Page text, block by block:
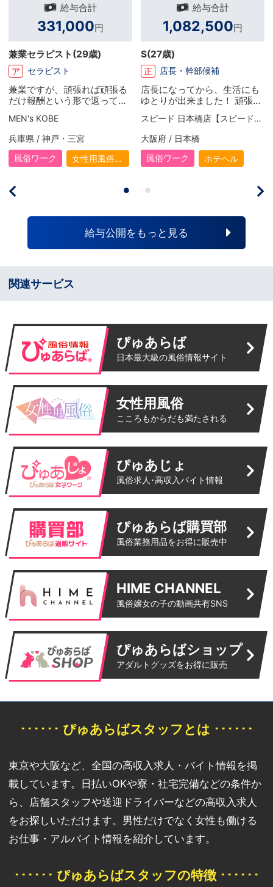
給与合計
331,000円
兼業セラピスト (29歳)
ア セラピスト
兼業ですが、頑張れば頑張る
だけ報酬という形で返ってく
まだ初めて数か月ですが、先
輩やスタッフさんからのサポ
ート・フォローもあり成長で
きている実感があります。も
っと高みを目指していこうと
MEN's KOBE
兵庫県 / 神戸・三宮
風俗ワーク
女性用風俗
給与合計
1,082,500円
S(27歳)
正 店長・幹部候補
店長になってから、生活にも
ゆとりが出来ました！ 頑張り
次第でお給料がUPするので、
毎月頑張り甲斐があります。
有給休暇も取る事が出来るの
で、リフレッシュしたい時は
お休みを取って、旅行に出か
けたりもしますね！ 旅行の際
取っていい食事をします！ と
りあえず年内に引越ししたい
資金作りの為に頑張ってま
す。
スピード 日本橋店【スピードグループ】
大阪府 / 日本橋
風俗ワーク
ホテヘル
給与公開をもっと見る
関連サービス
ぴゅあらば
日本最大級の風俗情報サイト
女性用風俗
こころもからだも満たされる
ぴゅあじょ
風俗求人･高収入バイト情報
ぴゅあらば購買部
風俗業務用品をお得に販売中
HIME CHANNEL
風俗嬢女の子の動画共有SNS
ぴゅあらばショップ
アダルトグッズをお得に販売
･･････ ぴゅあらばスタッフとは ･･････
東京や大阪など、全国の高収入求人・バイト情報を掲
載しています。日払いOKや寮・社宅完備などの条件か
ら、店舗スタッフや送迎ドライバーなどの高収入求人
をお探しいただけます。男性だけでなく女性も働ける
お仕事・アルバイト情報を紹介しています。
･･････ ぴゅあらばスタッフの特徴 ･･････